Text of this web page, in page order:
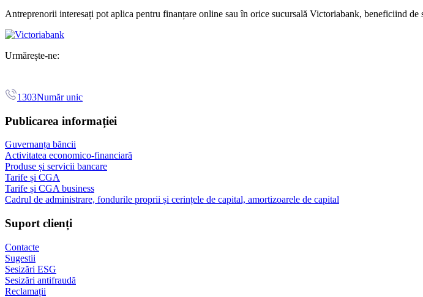
Antreprenorii interesați pot aplica pentru finanțare online sau în orice sucursală Victoriabank, beneficiind
Urmărește-ne:
1303Număr unic
Publicarea informației
Guvernanța băncii
Activitatea economico-financiară
Produse și servicii bancare
Tarife și CGA
Tarife și CGA business
Cadrul de administrare, fondurile proprii și cerințele de capital, amortizoarele de capital
Suport clienți
Contacte
Sugestii
Sesizări ESG
Sesizări antifraudă
Reclamații